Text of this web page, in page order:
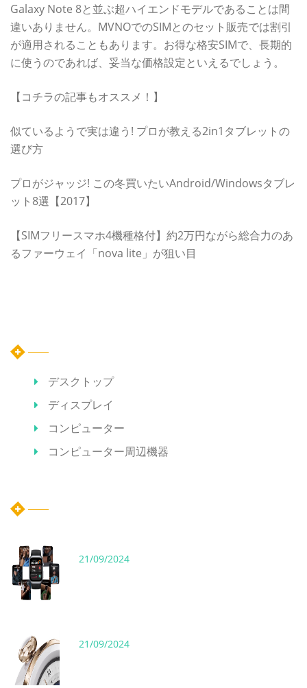
Galaxy Note 8と並ぶ超ハイエンドモデルであることは間
違いありません。MVNOでのSIMとのセット販売では割引
が適用されることもあります。お得な格安SIMで、長期的
に使うのであれば、妥当な価格設定といえるでしょう。
【コチラの記事もオススメ！】
似ているようで実は違う! プロが教える2in1タブレットの
選び方
プロがジャッジ! この冬買いたいAndroid/Windowsタブレ
ット8選【2017】
【SIMフリースマホ4機種格付】約2万円ながら総合力のあ
るファーウェイ「nova lite」が狙い目
デスクトップ
ディスプレイ
コンピューター
コンピューター周辺機器
21/09/2024
21/09/2024